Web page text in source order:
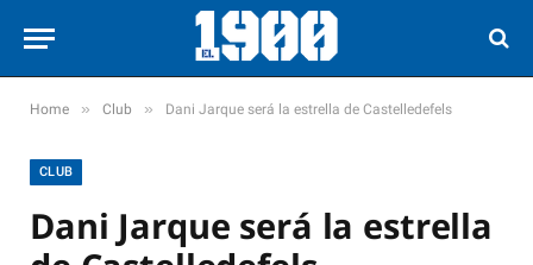
Home » Club » Dani Jarque será la estrella de Castelledefels
CLUB
Dani Jarque será la estrella